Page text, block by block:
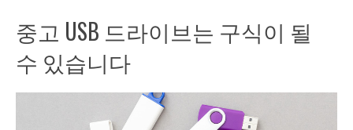
중고 USB 드라이브는 구식이 될
수 있습니다